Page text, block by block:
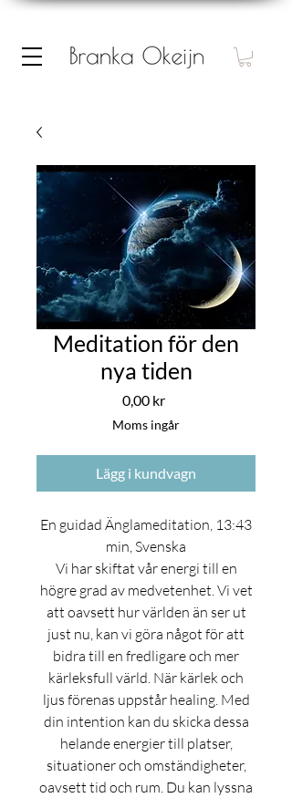
Meditation för den
nya tiden
0,00 krPris
Moms ingår
Lägg i kundvagn
En guidad Änglameditation, 13:43
min, Svenska
Vi har skiftat vår energi till en
högre grad av medvetenhet. Vi vet
att oavsett hur världen än ser ut
just nu, kan vi göra något för att
bidra till en fredligare och mer
kärleksfull värld. När kärlek och
ljus förenas uppstår healing. Med
din intention kan du skicka dessa
helande energier till platser,
situationer och omständigheter,
oavsett tid och rum. Du kan lyssna